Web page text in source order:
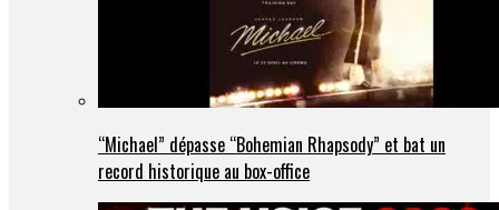
“Michael” dépasse “Bohemian Rhapsody” et bat un
record historique au box-office